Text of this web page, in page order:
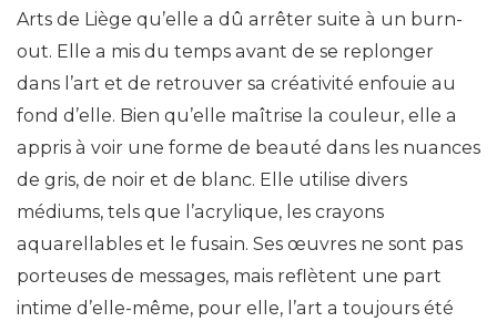
Arts de Liège qu’elle a dû arrêter suite à un burn-
out. Elle a mis du temps avant de se replonger
dans l’art et de retrouver sa créativité enfouie au
fond d’elle. Bien qu’elle maîtrise la couleur, elle a
appris à voir une forme de beauté dans les nuances
de gris, de noir et de blanc. Elle utilise divers
médiums, tels que l’acrylique, les crayons
aquarellables et le fusain. Ses œuvres ne sont pas
porteuses de messages, mais reflètent une part
intime d’elle-même, pour elle, l’art a toujours été